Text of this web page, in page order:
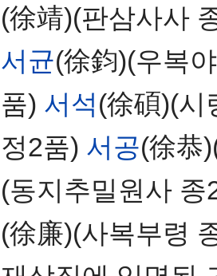
(徐靖)(판삼사사
서균(徐鈞)(우복
품) 서석(徐碩)(시
정2품) 서공(徐恭
(동지추밀원사
(徐廉)(사복부령